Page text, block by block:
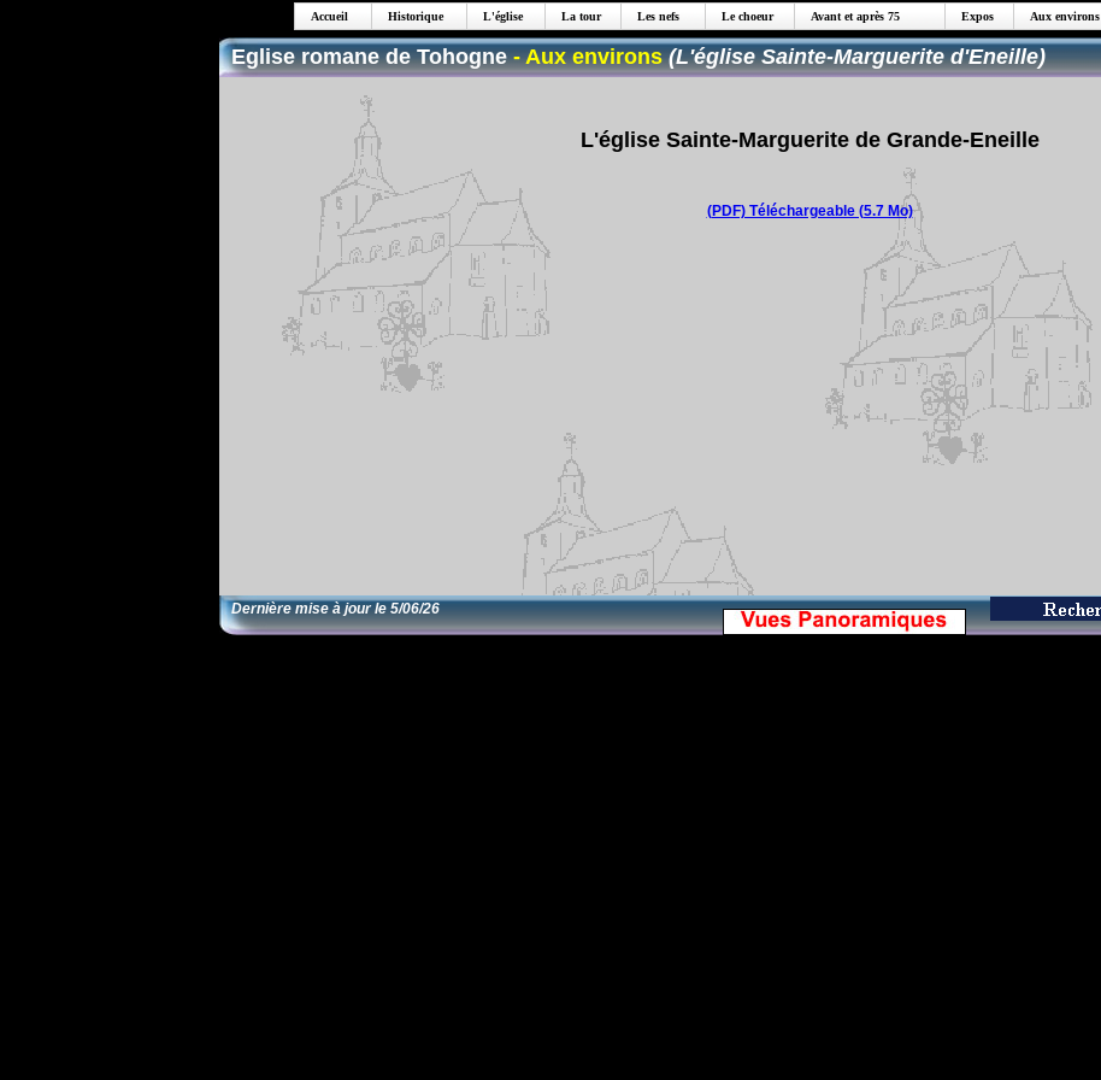
Accueil Historique L'église La tour Les nefs Le choeur Avant et après 75 Expos Aux environs
Eglise romane de Tohogne- Aux environs(L'église Sainte-Marguerite d'Eneille)
L'église Sainte-Marguerite de Grande-Eneille
(PDF) Téléchargeable (5.7 Mo)
Dernière mise à jour le5/06/26